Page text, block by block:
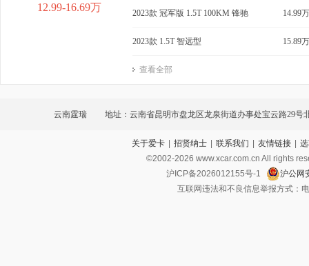
12.99-16.69万 2023款 冠军版 1.5T 100KM 锋驰 14.99万
2023款 1.5T 智远型 15.89万
查看全部
云南霆瑞 地址：云南省昆明市盘龙区龙泉街道办事处宝云路29号
运站（一期）客运站房综合楼1层101号
关于爱卡 | 招贤纳士 | 联系我们 | 友情链接 |
©2002-2026 www.xcar.com.cn All rights
沪ICP备2026012155号-1
沪公网
互联网违法和不良信息举报方式：